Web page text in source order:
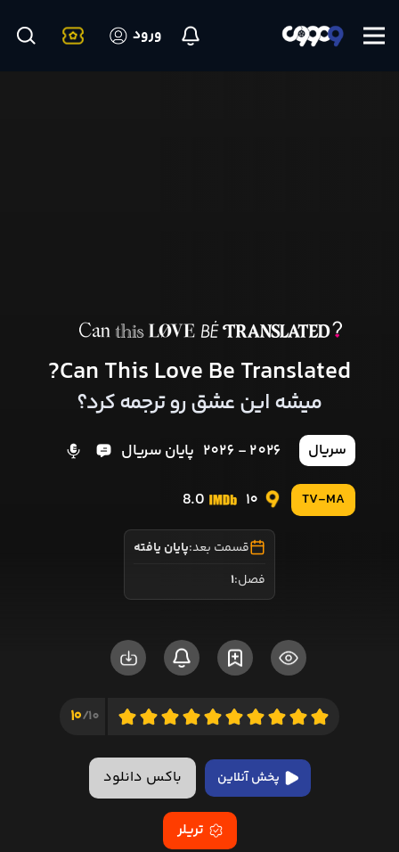
ورود
Can This Love Be Translated?
میشه این عشق رو ترجمه کرد؟
سریال 2026 - 2026 پایان سریال
TV-MA
10
8.0
قسمت بعد:پایان یافته
فصل:1
10/
10
پخش آنلاین باکس دانلود
تریلر